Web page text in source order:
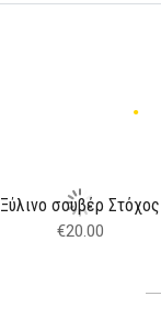
Ξύλινο σουβέρ Στόχος
€20.00